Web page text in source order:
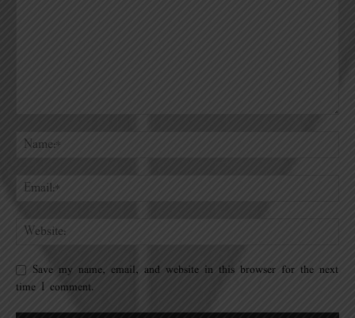
Save my name, email, and website in this browser for the next
time I comment.